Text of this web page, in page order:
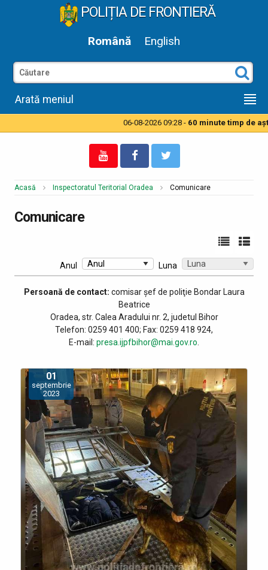
POLIȚIA DE FRONTIERĂ
Română English
Arată meniul
06-08-2026 09:28 -60 minute timp de aşteptare
Acasă Inspectoratul Teritorial Oradea Comunicare
Comunicare
Luna
Anul
Persoană de contact: comisar șef de poliţie Bondar Laura
Beatrice
Oradea, str. Calea Aradului nr. 2, judetul Bihor
Telefon: 0259 401 400; Fax: 0259 418 924,
E-mail: presa.ijpfbihor@mai.gov.ro.
01
septembrie
2023